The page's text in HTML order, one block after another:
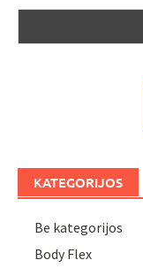
KATEGORIJOS
Be kategorijos
Body Flex